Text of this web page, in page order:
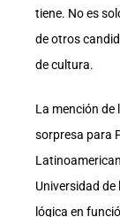
tiene. No es
de otros
de cultura.
La mención de
sorpresa para
Universidad de
lógica en